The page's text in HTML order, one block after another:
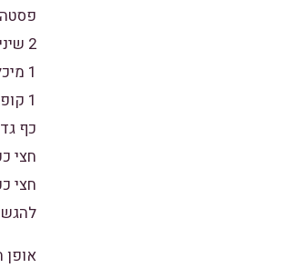
2 שיני שום כתושות
1 מיכל שמנת מתוקה (250 מ"ל)
1 קופסת רסק קטנה או 100 גר'
כף
חצי
חצי
אופן